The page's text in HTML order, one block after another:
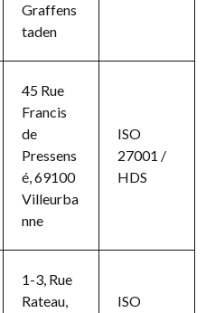
Graffens
taden
45 Rue
Francis
de
Pressens
é, 69100
Villeurba
nne
ISO
27001 /
HDS
1-3, Rue
Rateau,
ISO